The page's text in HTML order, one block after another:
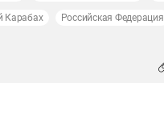
Карабах Российская Федерация